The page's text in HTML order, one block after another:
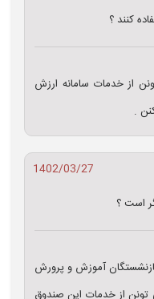
کنند ؟
از خدمات سامانه ارزش
.
1402/03/27
است ؟
آموزش و پرورش
تونن از خدمات این صندوق